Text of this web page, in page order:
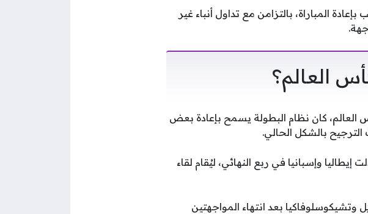
المباراة، بالتزامن مع تداول أنباء غير
العالم؟
كان نظام البطولة يسمح بإعادة بعض
الترجيح بالشكل الحالي.
تعادلت إيطاليا وإسبانيا في ربع النهائي، ليُقام لقاء
ثم البرازيل وتشيكوسلوفاكيا بعد انتهاء المواجهتين